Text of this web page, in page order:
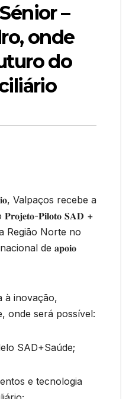
–
onde
do
Valpaços recebe a
𝐏𝐢𝐥𝐨𝐭𝐨 𝐒𝐀𝐃 +
Região Norte no
de 𝐚𝐩𝐨𝐢𝐨
à inovação,
onde será possível:
SAD+Saúde;
e tecnologia